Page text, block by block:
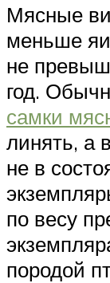
Мясные
меньше
не
год.
самки
линять, а
не в
по весу
породой